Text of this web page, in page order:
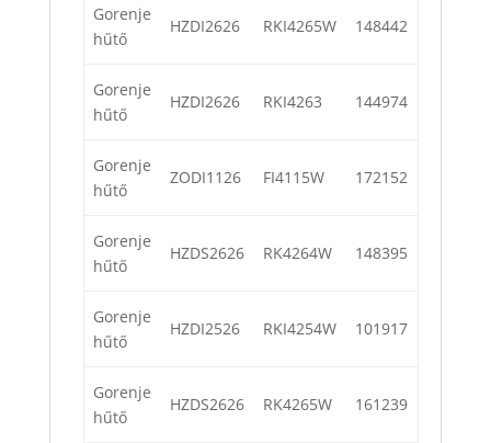
Gorenje
hűtő
HZDI2626 RKI4265W 148442
Gorenje
hűtő
HZDI2626 RKI4263 144974
Gorenje
hűtő
ZODI1126 FI4115W 172152
Gorenje
hűtő
HZDS2626 RK4264W 148395
Gorenje
hűtő
HZDI2526 RKI4254W 101917
Gorenje
hűtő
HZDS2626 RK4265W 161239